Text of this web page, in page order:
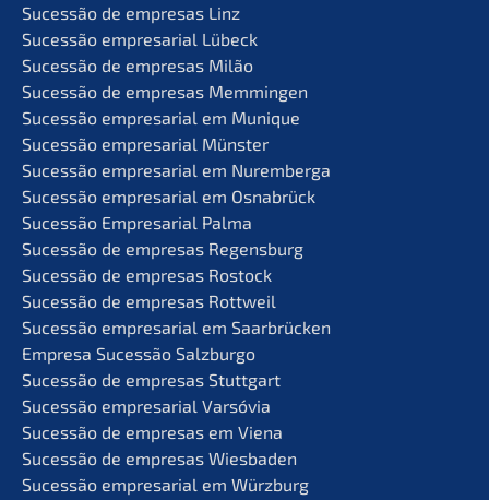
Suces­são de empre­sas Linz
Suces­são empre­sa­ri­al Lübeck
Suces­são de empre­sas Milão
Suces­são de empre­sas Memmingen
Suces­são empre­sa­ri­al em Munique
Suces­são empre­sa­ri­al Münster
Suces­são empre­sa­ri­al em Nuremberga
Suces­são empre­sa­ri­al em Osnabrück
Suces­são Empre­sa­ri­al Palma
Suces­são de empre­sas Regensburg
Suces­são de empre­sas Rostock
Suces­são de empre­sas Rottweil
Suces­são empre­sa­ri­al em Saarbrücken
Empre­sa Suces­são Salzburgo
Suces­são de empre­sas Stuttgart
Suces­são empre­sa­ri­al Varsóvia
Suces­são de empre­sas em Viena
Suces­são de empre­sas Wiesbaden
Suces­são empre­sa­ri­al em Würzburg